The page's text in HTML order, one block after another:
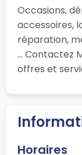
Occasions,
accessoires,
réparation,
... Contactez
offres et
Horaires